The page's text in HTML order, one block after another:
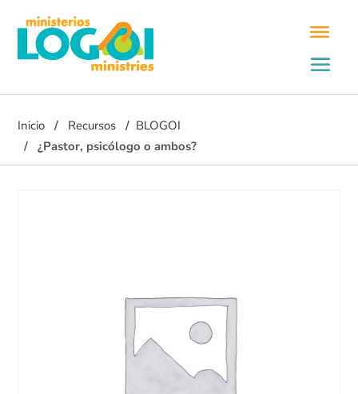
Inicio Recursos
BLOGOI
¿Pastor, psicólogo o ambos?